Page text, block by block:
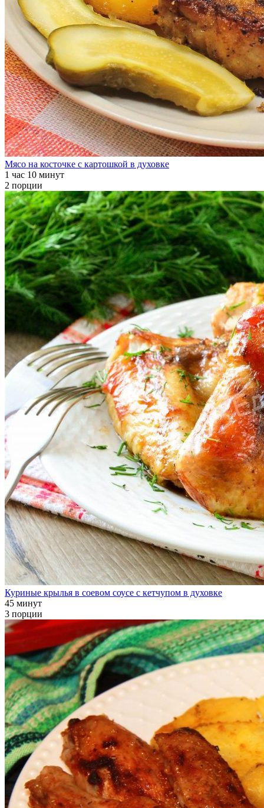
Мясо на косточке с картошкой в духовке
1 час 10 минут
2 порции
Куриные крылья в соевом соусе с кетчупом в духовке
45 минут
3 порции